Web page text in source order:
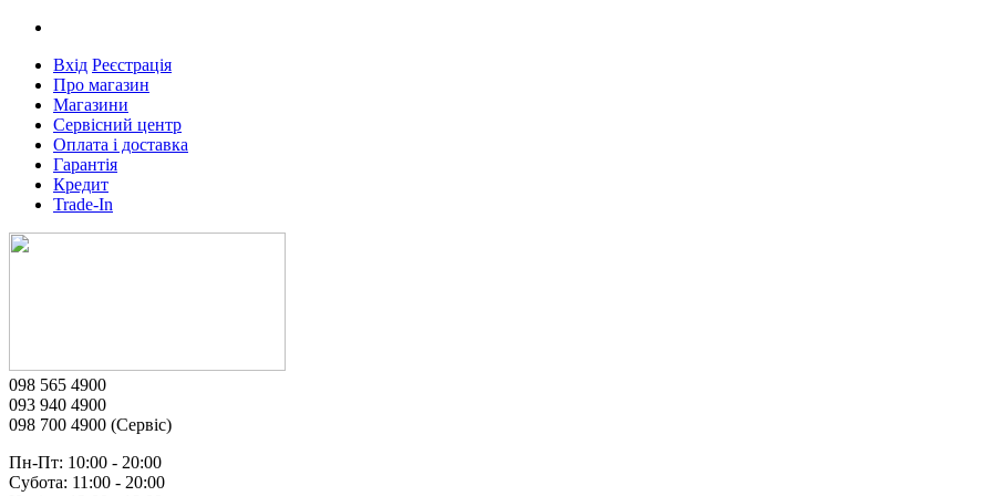
Вхід Реєстрація
Про магазин
Магазини
Сервісний центр
Оплата і доставка
Гарантія
Кредит
Trade-In
098 565 4900
093 940 4900
098 700 4900 (Сервіс)
Пн-Пт: 10:00 - 20:00
Субота: 11:00 - 20:00